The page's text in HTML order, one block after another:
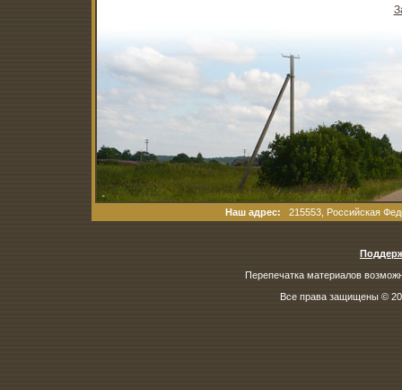
Наш адрес: 215553, Российская
Перепечатка материалов
Все права защищены ©